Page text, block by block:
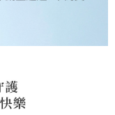
之同意方可使用
，本公司不負相關責
發現惡意使用之情形，
並採取法律行動。
前一天勿使用)**請標